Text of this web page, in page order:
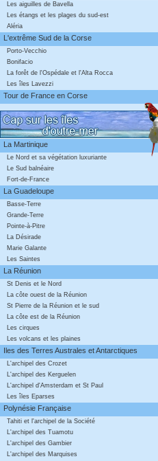
Les aiguilles de Bavella
Les étangs et les plages du sud-est
Aléria
L'extrême Sud de la Corse
Porto-Vecchio
Bonifacio
La forêt de l'Ospédale et l'Alta Rocca
Les îles Lavezzi
Tour de France en Corse
La Martinique
Le Nord et sa végétation luxuriante
Le Sud balnéaire
Fort-de-France
La Guadeloupe
Basse-Terre
Grande-Terre
Pointe-à-Pitre
La Désirade
Marie Galante
Les Saintes
La Réunion
St Denis et le Nord
La côte ouest de la Réunion
St Pierre de la Réunion et le sud
La côte est de la Réunion
Les cirques
Les volcans et les plaines
Iles des Terres Australes et Antarctiques
L'archipel des Crozet
L'archipel des Kerguelen
L'archipel d'Amsterdam et St Paul
Les îles Eparses
Polynésie Française
Tahiti et l'archipel de la Société
L'archipel des Tuamotu
L'archipel des Gambier
L'archipel des Marquises